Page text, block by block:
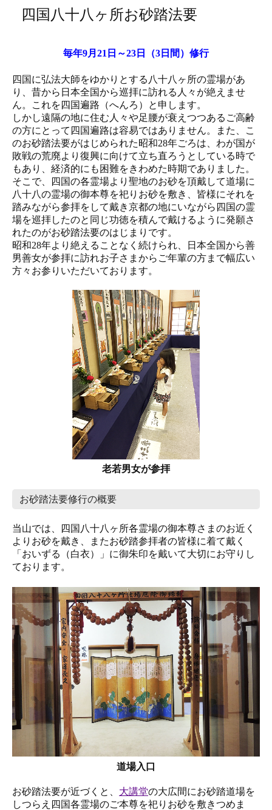
四国八十八ヶ所お砂踏法要
毎年9月21日～23日（3日間）修行
四国に弘法大師をゆかりとする八十八ヶ所の霊場があ
り、昔から日本全国から巡拝に訪れる人々が絶えませ
ん。これを四国遍路（へんろ）と申します。
しかし遠隔の地に住む人々や足腰が衰えつつあるご高齢
の方にとって四国遍路は容易ではありません。また、こ
のお砂踏法要がはじめられた昭和28年ごろは、わが国が
敗戦の荒廃より復興に向けて立ち直ろうとしている時で
もあり、経済的にも困難をきわめた時期でありました。
そこで、四国の各霊場より聖地のお砂を頂戴して道場に
八十八の霊場の御本尊を祀りお砂を敷き、皆様にそれを
踏みながら参拝をして戴き京都の地にいながら四国の霊
場を巡拝したのと同じ功徳を積んで戴けるように発願さ
れたのがお砂踏法要のはじまりです。
昭和28年より絶えることなく続けられ、日本全国から善
男善女が参拝に訪れお子さまからご年輩の方まで幅広い
方々お参りいただいております。
老若男女が参拝
お砂踏法要修行の概要
当山では、四国八十八ヶ所各霊場の御本尊さまのお近く
よりお砂を戴き、またお砂踏参拝者の皆様に着て戴く
「おいずる（白衣）」に御朱印を戴いて大切にお守りし
ております。
道場入口
お砂踏法要が近づくと、 大講堂の大広間にお砂踏道場を
しつらえ四国各霊場のご本尊を祀りお砂を敷きつめま